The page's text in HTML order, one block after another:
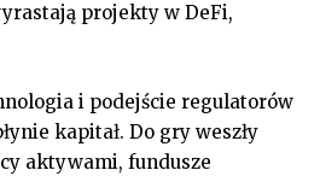
projekty w DeFi,
i podejście regulatorów
kapitał. Do gry weszły
aktywami, fundusze